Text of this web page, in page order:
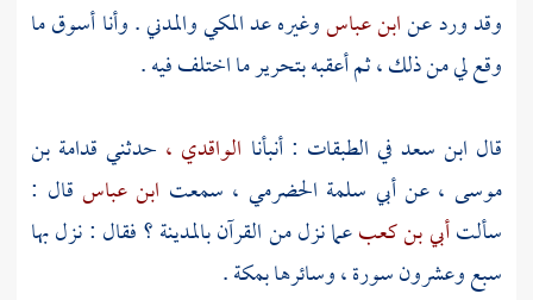
وقد ورد عنابن عباسوغيره عد المكي والمدني . وأنا أسوق ما
وقع لي من ذلك ، ثم أعقبه بتحرير ما اختلف فيه .
قال ابن سعد في الطبقات : أنبأنا الواقدي ، حدثني قدامة بن
موسى ،عنأبي سلمة الحضرمي ، سمعت ابن عباس قال :
سألتأبي بن كعبعما نزل من القرآنبالمدينة ؟فقال : نزل بها
سبع وعشرون سورة ، وسائرهابمكة.